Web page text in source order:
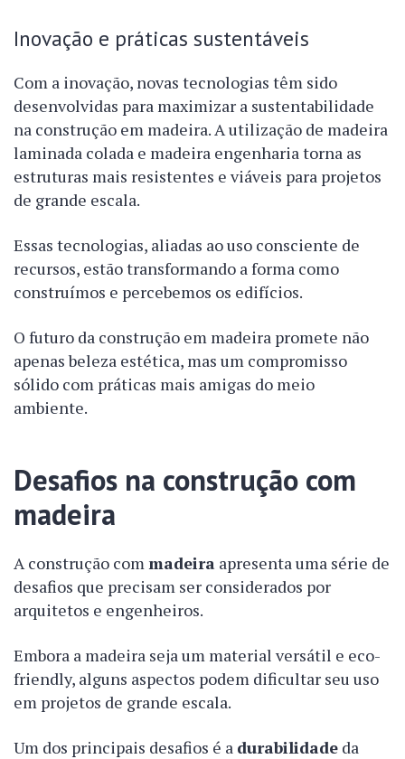
Inovação e práticas sustentáveis
Com a inovação, novas tecnologias têm sido
desenvolvidas para maximizar a sustentabilidade
na construção em madeira. A utilização de madeira
laminada colada e madeira engenharia torna as
estruturas mais resistentes e viáveis para projetos
de grande escala.
Essas tecnologias, aliadas ao uso consciente de
recursos, estão transformando a forma como
construímos e percebemos os edifícios.
O futuro da construção em madeira promete não
apenas beleza estética, mas um compromisso
sólido com práticas mais amigas do meio
ambiente.
Desafios na construção com
madeira
A construção commadeira apresenta uma série de
desafios que precisam ser considerados por
arquitetos e engenheiros.
Embora a madeira seja um material versátil e eco-
friendly, alguns aspectos podem dificultar seu uso
em projetos de grande escala.
Um dos principais desafios é a durabilidade da